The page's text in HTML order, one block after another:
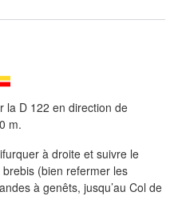
la D 122 en direction de
m.
à droite et suivre le
(bien refermer les
à genêts, jusqu’au Col de